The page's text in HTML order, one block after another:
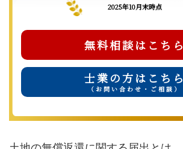
2025年10月末時点
無料相談はこちら
士業の方はこちら
（お問い合わせ・ご相談）